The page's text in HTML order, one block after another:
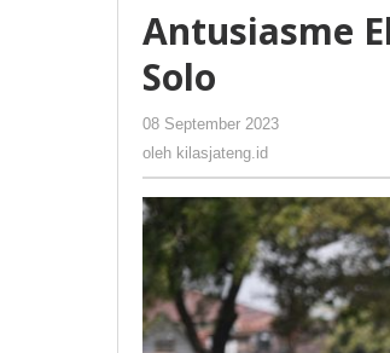
Saat
Antusiasme
Solo
08 September 2023
oleh kilasjateng.id